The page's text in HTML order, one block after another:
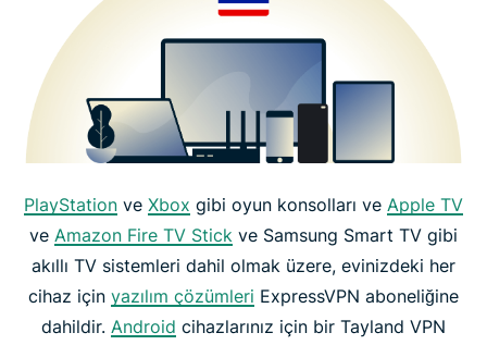
PlayStation ve Xbox gibi oyun konsolları ve Apple TV
ve Amazon Fire TV Stick ve Samsung Smart TV gibi
akıllı TV sistemleri dahil olmak üzere, evinizdeki her
cihaz için yazılım çözümleri ExpressVPN aboneliğine
dahildir. Android cihazlarınız için bir Tayland VPN